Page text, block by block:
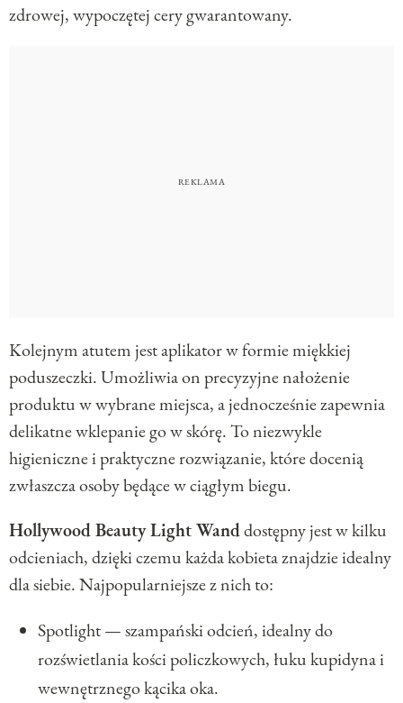
zdrowej, wypoczętej cery gwarantowany.
Kolejnym atutem jest aplikator w formie miękkiej
poduszeczki. Umożliwia on precyzyjne nałożenie
produktu w wybrane miejsca, a jednocześnie zapewnia
delikatne wklepanie go w skórę. To niezwykle
higieniczne i praktyczne rozwiązanie, które docenią
zwłaszcza osoby będące w ciągłym biegu.
Hollywood Beauty Light Wanddostępny jest w kilku
odcieniach, dzięki czemu każda kobieta znajdzie idealny
dla siebie. Najpopularniejsze z nich to:
Spotlight — szampański odcień, idealny do
rozświetlania kości policzkowych, łuku kupidyna i
wewnętrznego kącika oka.